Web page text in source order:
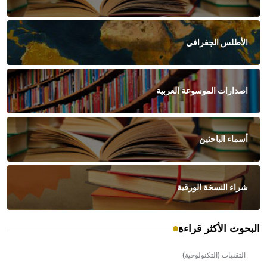
الأطلس الجغرافي
اصدارات الموسوعة العربية
أسماء الباحثين
شراء النسخة الورقية
البحوث الأكثر قراءة
التقنيات (التكنولوجية)